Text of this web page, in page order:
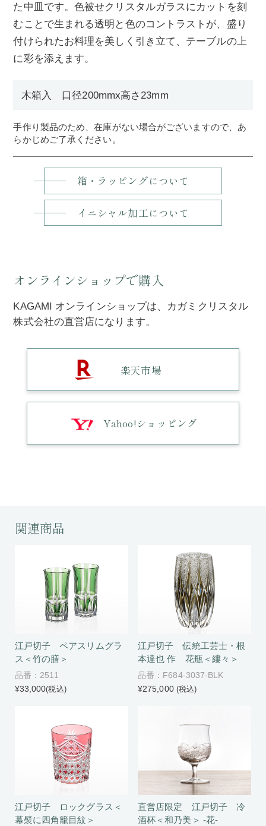
た中皿です。色被せクリスタルガラスにカットを刻
むことで生まれる透明と色のコントラストが、盛り
付けられたお料理を美しく引き立て、テーブルの上
に彩を添えます。
木箱入 口径200mmx高さ23mm
手作り製品のため、在庫がない場合がございますので、あ
らかじめご了承ください。
箱・ラッピングについて
イニシャル加工について
オンラインショップで購入
KAGAMI オンラインショップは、カガミクリスタル
株式会社の直営店になります。
楽天市場
Yahoo!ショッピング
関連商品
江戸切子 ペアスリムグラ
ス＜竹の膳＞
品番：2511
¥33,000(税込)
江戸切子 伝統工芸士・根
本達也 作 花瓶＜縷々＞
品番：F684-3037-BLK
¥275,000 (税込)
江戸切子 ロックグラス＜
幕襞に四角籠目紋＞
直営店限定 江戸切子 冷
酒杯＜和乃美＞ -花-